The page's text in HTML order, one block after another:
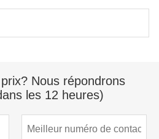
Nous répondrons
les 12 heures)